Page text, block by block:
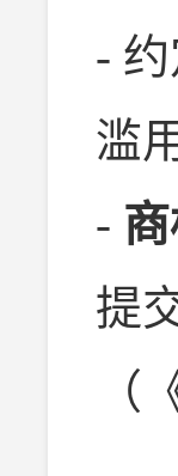
-
滥
-
提
（